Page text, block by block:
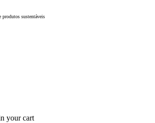
produtos sustentáveis
your cart